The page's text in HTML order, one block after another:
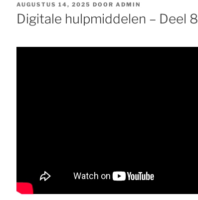
GEPLAATST
OP
AUGUSTUS 14, 2025 DOOR ADMIN
Digitale hulpmiddelen – Deel 8